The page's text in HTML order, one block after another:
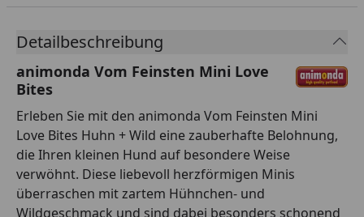
Detailbeschreibung
animonda Vom Feinsten Mini Love
Bites
Erleben Sie mit den animonda Vom Feinsten Mini
Love Bites Huhn + Wild eine zauberhafte Belohnung,
die Ihren kleinen Hund auf besondere Weise
verwöhnt. Diese liebevoll herzförmigen Minis
überraschen mit zartem Hühnchen- und
Wildgeschmack und sind dabei besonders schonend